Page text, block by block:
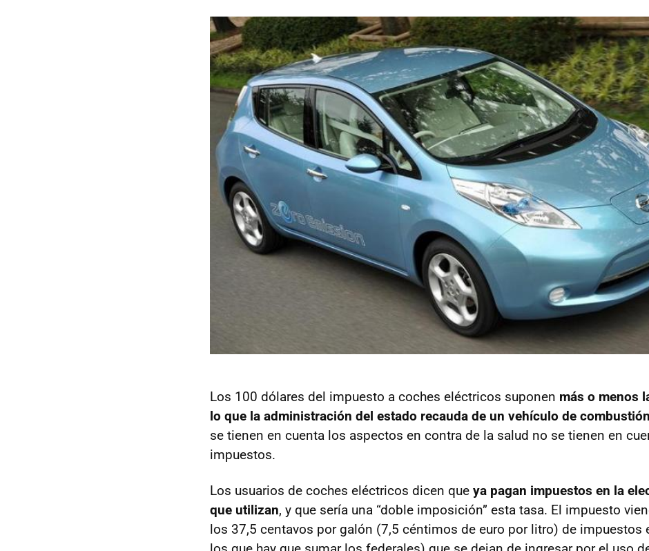
Los 100 dólares del impuesto a coches eléctricos suponen más o menos
lo que la administración del estado recauda de un vehículo de combustión
se tienen en cuenta los aspectos en contra de la salud no se tienen en
impuestos.
Los usuarios de coches eléctricos dicen que ya pagan impuestos en la
que utilizan, y que sería una “doble imposición” esta tasa. El impuesto
los 37,5 centavos por galón (7,5 céntimos de euro por litro) de impuestos